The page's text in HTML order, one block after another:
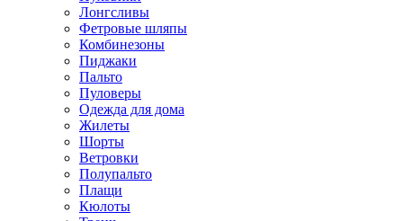
Лонгсливы
Фетровые шляпы
Комбинезоны
Пиджаки
Пальто
Пуловеры
Одежда для дома
Жилеты
Шорты
Ветровки
Полупальто
Плащи
Кюлоты